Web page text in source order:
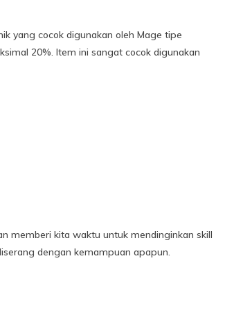
yang cocok digunakan oleh Mage tipe
20%. Item ini sangat cocok digunakan
memberi kita waktu untuk mendinginkan skill
dengan kemampuan apapun.